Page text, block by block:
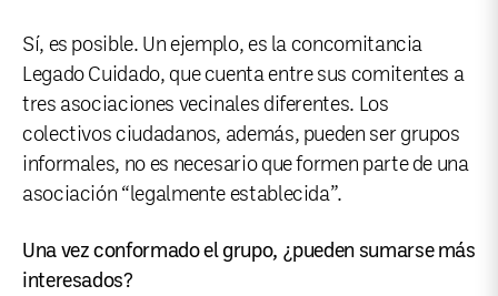
Sí, es posible. Un ejemplo, es la concomitancia
Legado Cuidado, que cuenta entre sus comitentes a
tres asociaciones vecinales diferentes. Los
colectivos ciudadanos, además, pueden ser grupos
informales, no es necesario que formen parte de una
asociación “legalmente establecida”.
Una vez conformado el grupo, ¿pueden sumarse más
interesados?